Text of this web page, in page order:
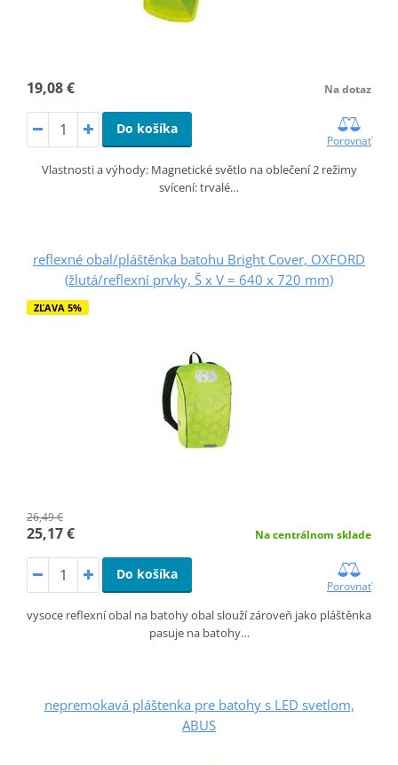
19,08 € Na dotaz
Do košíka
Porovnať
Vlastnosti a výhody: Magnetické světlo na oblečení 2 režimy
svícení: trvalé…
reflexné obal/pláštěnka batohu Bright Cover, OXFORD
(žlutá/reflexní prvky, Š x V = 640 x 720 mm)
ZĽAVA 5%
26,49 €
25,17 € Na centrálnom sklade
Do košíka
Porovnať
vysoce reflexní obal na batohy obal slouží zároveň jako pláštěnka
pasuje na batohy…
nepremokavá pláštenka pre batohy s LED svetlom,
ABUS